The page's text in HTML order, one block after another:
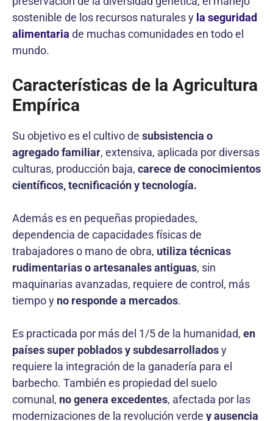
sostenible de los recursos naturales y la seguridad
alimentaria de muchas comunidades en todo el
mundo.
Características de la Agricultura
Empírica
Su objetivo es el cultivo de subsistencia o
agregado familiar, extensiva, aplicada por diversas
culturas, producción baja, carece de conocimientos
científicos, tecnificación y tecnología.
Además es en pequeñas propiedades,
dependencia de capacidades físicas de
trabajadores o mano de obra, utiliza técnicas
rudimentarias o artesanales antiguas, sin
maquinarias avanzadas, requiere de control, más
tiempo y no responde a mercados.
Es practicada por más del 1/5 de la humanidad, en
países super poblados y subdesarrolladosy
requiere la integración de la ganadería para el
barbecho. También es propiedad del suelo
comunal, no genera excedentes, afectada por las
modernizaciones de la revolución verde y ausencia